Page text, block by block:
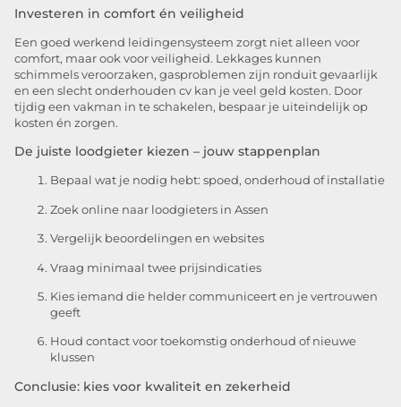
Investeren in comfort én veiligheid
Een goed werkend leidingensysteem zorgt niet alleen voor
comfort, maar ook voor veiligheid. Lekkages kunnen
schimmels veroorzaken, gasproblemen zijn ronduit gevaarlijk
en een slecht onderhouden cv kan je veel geld kosten. Door
tijdig een vakman in te schakelen, bespaar je uiteindelijk op
kosten én zorgen.
De juiste loodgieter kiezen – jouw stappenplan
Bepaal wat je nodig hebt: spoed, onderhoud of installatie
Zoek online naar loodgieters in Assen
Vergelijk beoordelingen en websites
Vraag minimaal twee prijsindicaties
Kies iemand die helder communiceert en je vertrouwen
geeft
Houd contact voor toekomstig onderhoud of nieuwe
klussen
Conclusie: kies voor kwaliteit en zekerheid